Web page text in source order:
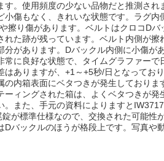
す。使用頻度の少ない品物だと推測され
小傷もなく、きれいな状態です。ラグ内
擦り傷があります。ベルトはクロコDバ
れた跡が残っています。ベルト内側が擦
分があります。Dバックル内側に小傷が
常に良好な状態で、タイムグラファーで
はありますが、+1～+5秒/日となってお
内箱表面にベタつきが発生しておりま
ーィングされた箱は、よくベタつきが発
。また、手元の資料によりますと
が標準仕様なので、交換された可能性
Dバックルのほうが格段上です。写真や